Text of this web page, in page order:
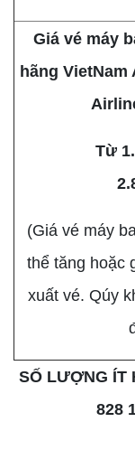
Giá vé máy
hãng
Từ
(Giá vé máy
thể tăng hoặc
xuất vé. Qúy
SỐ LƯỢNG ÍT
828